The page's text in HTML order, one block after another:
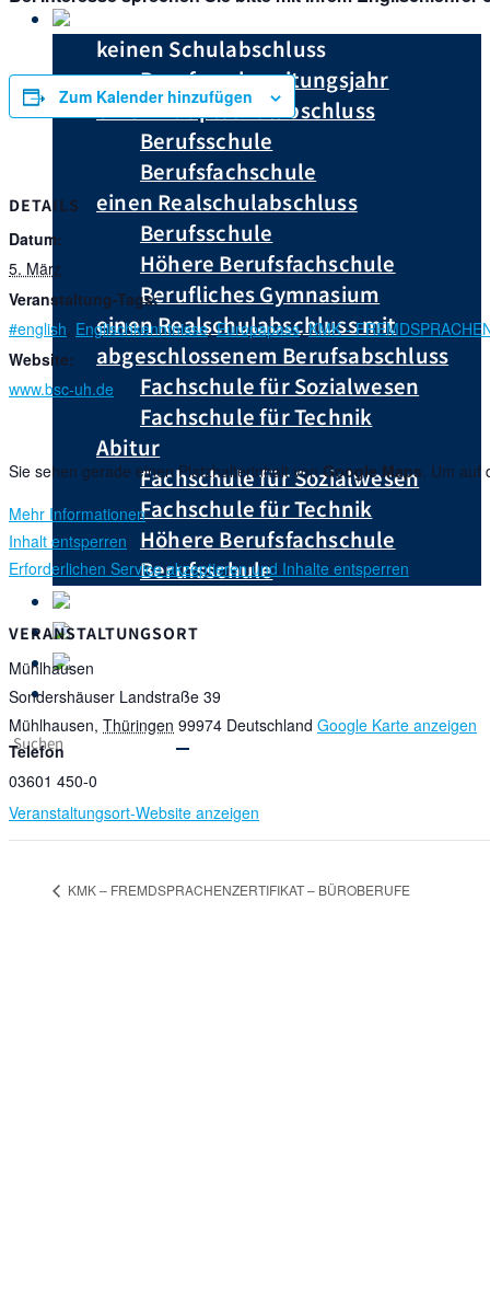
keinen Schulabschluss
Berufsvorbereitungsjahr
einen Hauptschulabschluss
Berufsschule
Berufsfachschule
einen Realschulabschluss
Berufsschule
Höhere Berufsfachschule
Berufliches Gymnasium
einen Realschulabschluss mit
abgeschlossenem Berufsabschluss
Fachschule für Sozialwesen
Fachschule für Technik
Abitur
Fachschule für Sozialwesen
Fachschule für Technik
Höhere Berufsfachschule
Berufsschule
Downloads
Krankmeldungen
Ausbildungsberufe von A – Z
Zum Kalender hinzufügen
DETAILS
Datum:
5. März
Veranstaltung-Tags:
#english Englischkenntnisse,Europapass,KMK -
Website:
www.bsc-uh.de
VERANSTALTUNGSORT
Mühlhausen
Sondershäuser Landstraße 39
Mühlhausen, Thüringen 99974 Deutschland Google Karte anzeigen
Telefon
03601 450-0
Veranstaltungsort-Website anzeigen
Sie sehen gerade einen Platzhalterinhalt vonGoogle Maps . Um
Mehr Informationen
Inhalt entsperren
Erforderlichen Service akzeptieren und Inhalte entsperren
KMK – FREMDSPRACHENZERTIFIKAT – BÜROBERUFE